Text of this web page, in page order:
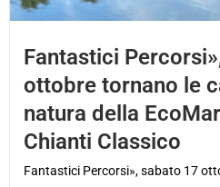
Fantastici
ottobre tornano le
natura della
Chianti Classico
Fantastici Percorsi», sabato 17